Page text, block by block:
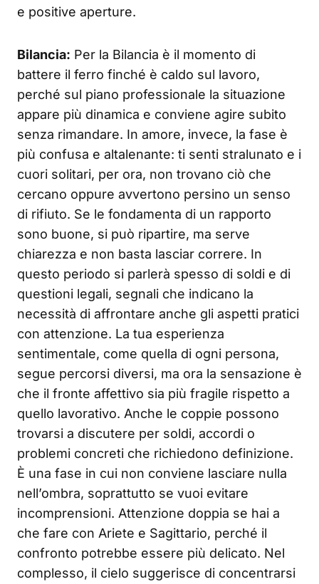
e positive aperture.
Bilancia: Per la Bilancia è il momento di
battere il ferro finché è caldo sul lavoro,
perché sul piano professionale la situazione
appare più dinamica e conviene agire subito
senza rimandare. In amore, invece, la fase è
più confusa e altalenante: ti senti stralunato e i
cuori solitari, per ora, non trovano ciò che
cercano oppure avvertono persino un senso
di rifiuto. Se le fondamenta di un rapporto
sono buone, si può ripartire, ma serve
chiarezza e non basta lasciar correre. In
questo periodo si parlerà spesso di soldi e di
questioni legali, segnali che indicano la
necessità di affrontare anche gli aspetti pratici
con attenzione. La tua esperienza
sentimentale, come quella di ogni persona,
segue percorsi diversi, ma ora la sensazione è
che il fronte affettivo sia più fragile rispetto a
quello lavorativo. Anche le coppie possono
trovarsi a discutere per soldi, accordi o
problemi concreti che richiedono definizione.
È una fase in cui non conviene lasciare nulla
nell’ombra, soprattutto se vuoi evitare
incomprensioni. Attenzione doppia se hai a
che fare con Ariete e Sagittario, perché il
confronto potrebbe essere più delicato. Nel
complesso, il cielo suggerisce di concentrarsi